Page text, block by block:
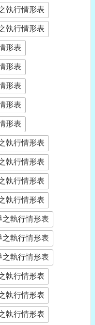
執行情形表
執行情形表
形表
形表
形表
形表
形表
執行情形表
執行情形表
執行情形表
執行情形表
執行情形表
執行情形表
執行情形表
執行情形表
執行情形表
執行情形表